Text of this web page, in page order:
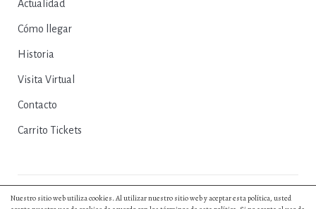
Nuestro sitio web utiliza cookies. Al utilizar nuestro sitio web y aceptar esta política, usted
Actualidad
Cómo llegar
Historia
Visita Virtual
Contacto
Carrito Tickets
© 2025, Excmo. Ayto. de Herrera del Duque |Política de Privacidad|